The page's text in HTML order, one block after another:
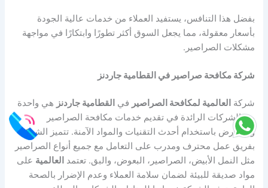
بفضل هذا التنافس، يستفيد العملاء من خدمات عالية الجودة
بأسعار معقولة، مما يجعل السوق أكثر تطورًا وابتكارًا في مواجهة
مشكلات الصراصير.
شركة مكافحة صراصير في القطامية جاردنز
شركة العالمية لمكافحة الصراصير في القطامية جاردنز هي واحدة
من الشركات الرائدة في تقديم خدمات مكافحة الصراصير
والقوارض باستخدام أحدث التقنيات والمواد الآمنة. تتميز الشركة
بفريق عمل محترف ومدرب على التعامل مع جميع أنواع الصراصير
مثل النمل الأبيض، الصراصير، البعوض، والبق. تعتمد العالمية على
مواد صديقة للبيئة لضمان سلامة العملاء وعدم الإضرار بالصحة